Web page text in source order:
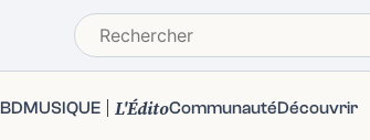
BDMUSIQUE L'ÉditoCommunautéDécouvrir